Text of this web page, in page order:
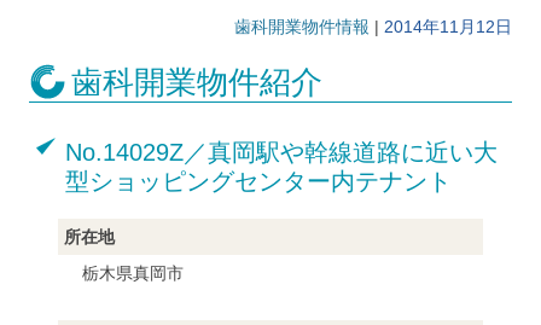
歯科開業物件情報 | 2014年11月12日
歯科開業物件紹介
No.14029Z／真岡駅や幹線道路に近い大
型ショッピングセンター内テナント
所在地
栃木県真岡市